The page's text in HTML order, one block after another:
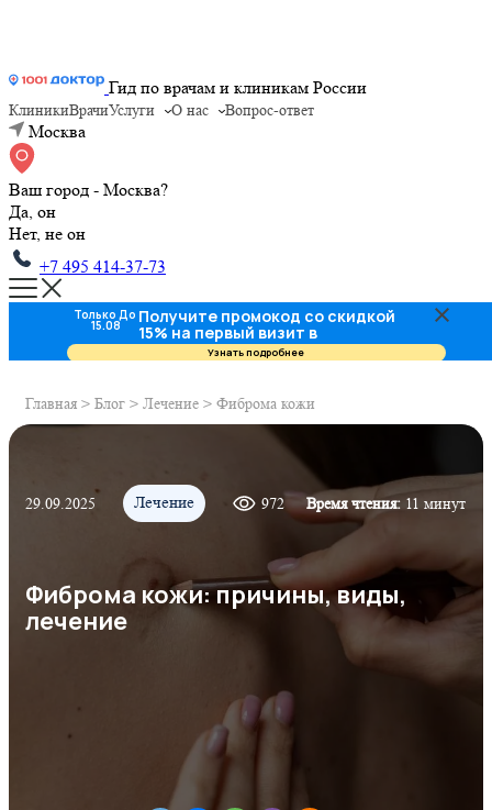
Гид по врачам и клиникам России
КлиникиВрачиУслуги О нас Вопрос-ответ
Москва
Ваш город - Москва?
Да, он
Нет, не он
+7 495 414-37-73
Главная > Блог > Лечение > Фиброма кожи
29.09.2025 Лечение 972 Время чтения: 11 минут
Фиброма кожи: причины, виды,
лечение
Только До
15.08 Получите промокод со скидкой
15% на первый визит в
стоматологию
Узнать подробнее